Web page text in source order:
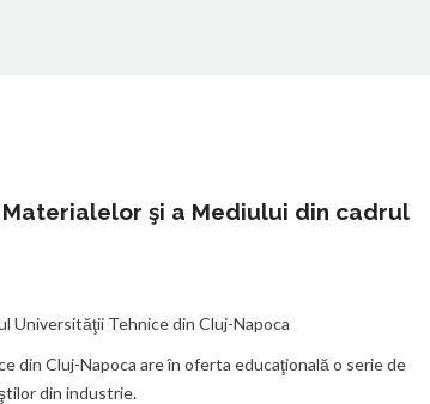
şi a Mediului din cadrul
Universităţii Tehnice din Cluj-Napoca
din Cluj-Napoca are în oferta educaţională o serie de
din industrie.